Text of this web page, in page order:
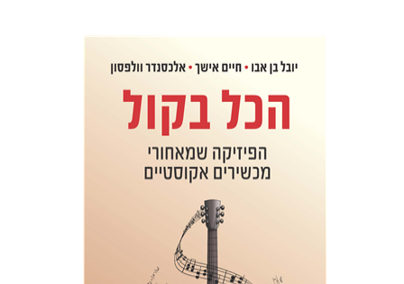
חיים אישך יובל בן-אבו
אלכסנדר